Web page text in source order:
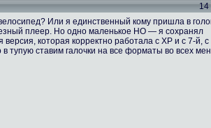
14
Или я единственный кому пришла в
плеер. Но одно маленькое НО — я сохранял
которая корректно работала с ХР и с 7-й, с
тупую ставим галочки на все форматы во всех